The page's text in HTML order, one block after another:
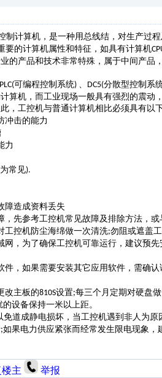
制计算机，是一种用总线结，对生产过
要的计算机属性和特征，如具有计算机
的产品和技术非常特殊，属于中间产品
PLC(可编程控制系统) 、 DC5(分散型控制系
算机，而工业现场一般具有强烈的震动
，工控机与普通计算机相比必须具有以
冲击的能力
力
常见).
障造成资料丢失
先参考工控机常见故障及排除方法，或
工控机防尘海绵做一次清洗;勿阻或遮盖
，为了确保工控机可靠运行，建议预
，如果需要安装其它应用软件，需确
改主板的810S设置;每三个月定期对硬盘
设备保持一米以上距。
道成静电损坏，当工控机遇到非人为
;如果电力供应紧张而经常发生限电现象，
楼主 举报